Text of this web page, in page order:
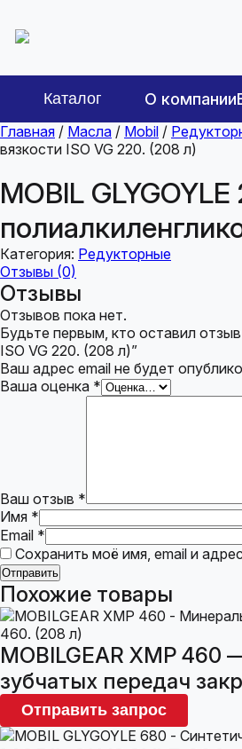
Каталог О компании
Главная / Масла / Mobil /
вязкости ISO VG 220. (208 л)
MOBIL
Категория: Редукторные
Отзывы (0)
Отзывы
Отзывов пока нет.
Будьте первым, кто оставил
ISO VG 220. (208 л)”
Ваш адрес email не будет
Ваша оценка *
Ваш отзыв *
Имя *
Email *
Сохранить моё имя, email и
Похожие товары
MOBILGEAR XMP
зубчатых передач
Отправить запрос